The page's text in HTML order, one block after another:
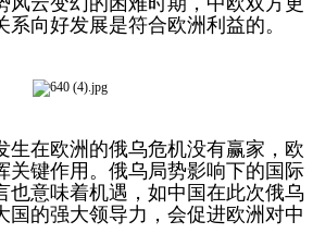
向好发展是符合欧洲利益的。
生在欧洲的俄乌危机没有赢家，欧
关键作用。俄乌局势影响下的国际
也意味着机遇，如中国在此次俄乌
国的强大领导力，会促进欧洲对中